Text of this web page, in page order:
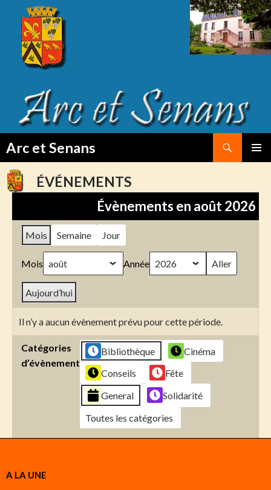
Arc et Senans
TO
CONTENTÉVÉNEMENTS
Évènements en août 2026
Mois Semaine Jour
Mois Année
Aujourd’hui
Il n’y a aucun évènement prévu pour cette période.
Catégories
d’évènement
Bibliothèque
Cinéma
Conseils
Fête
General
Solidarité
Toutes les catégories
Créer
A LA UNE